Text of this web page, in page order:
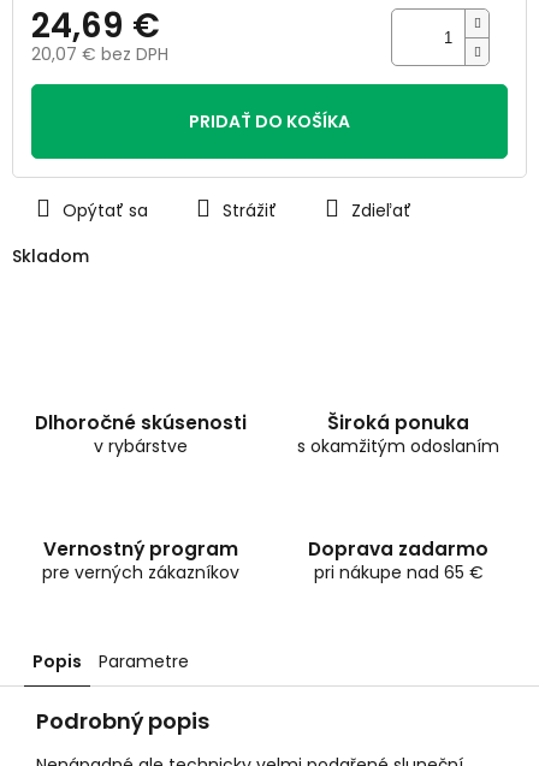
Skladom
24,69 €
20,07 € bez DPH
Jednotková
PRIDAŤ DO KOŠÍKA
Opýtať sa Strážiť Zdieľať
Dlhoročné skúsenosti
v rybárstve
Široká ponuka
s okamžitým odoslaním
Vernostný program
pre verných zákazníkov
Doprava zadarmo
pri nákupe nad 65 €
Popis Parametre
Podrobný popis